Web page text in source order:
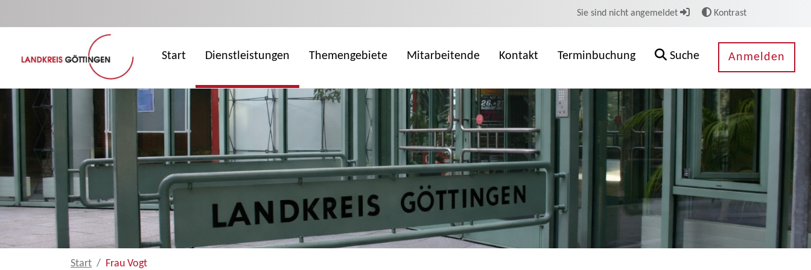
Sie sind nicht angemeldet Kontrast
Start Dienstleistungen Themengebiete Mitarbeitende Kontakt Terminbuchung Suche Anmelden
Start Frau Vogt